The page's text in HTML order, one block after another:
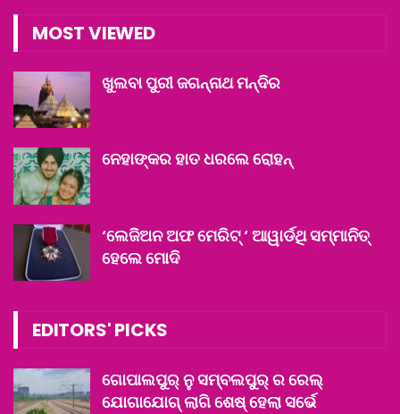
MOST VIEWED
ଖୁଲବା ପୁରୀ ଜଗନ୍ନାଥ ମନ୍ଦିର
ନେହାଙ୍କର ହାତ ଧରଲେ ରୋହନ୍‌
‘ଲେଜିଅନ ଅଫ ମେରିଟ୍ ‘ ଆୱାର୍ଡଥି ସମ୍ମାନିତ୍
ହେଲେ ମୋଦି
EDITORS' PICKS
ଗୋପାଲପୁର୍ ନୁ ସମ୍ବଲପୁର୍ ର ରେଲ୍
ଯୋଗାଯୋଗ୍ ଲାଗି ଶେଷ୍ ହେଲା ସର୍ଭେ